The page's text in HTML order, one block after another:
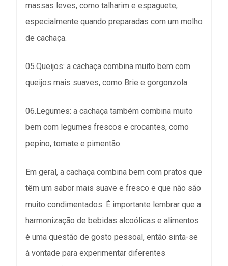
massas leves, como talharim e espaguete,
especialmente quando preparadas com um molho
de cachaça.
05.Queijos: a cachaça combina muito bem com
queijos mais suaves, como Brie e gorgonzola.
06.Legumes: a cachaça também combina muito
bem com legumes frescos e crocantes, como
pepino, tomate e pimentão.
Em geral, a cachaça combina bem com pratos que
têm um sabor mais suave e fresco e que não são
muito condimentados. É importante lembrar que a
harmonização de bebidas alcoólicas e alimentos
é uma questão de gosto pessoal, então sinta-se
à vontade para experimentar diferentes